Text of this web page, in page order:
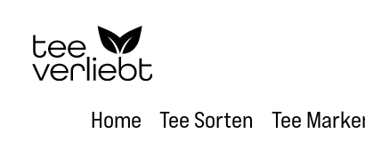
Hauptinhalt springen
Zur Hauptnavigation springen
Home Tee Sorten Tee